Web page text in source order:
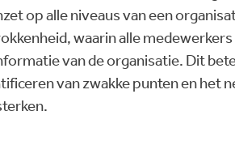
op alle niveaus van een
waarin alle
van de organisatie. Dit
van zwakke punten en het